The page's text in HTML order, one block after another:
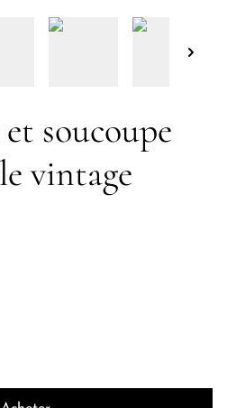
et soucoupe
vintage